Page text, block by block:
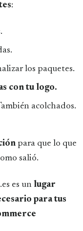
:
los paquetes.
con tu logo.
acolchados.
para que lo que
salió.
es un lugar
para tus